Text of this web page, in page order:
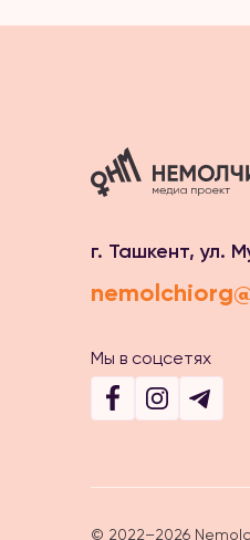
г. Ташкент, ул.
Мы в соцсетях
© 2022–2026